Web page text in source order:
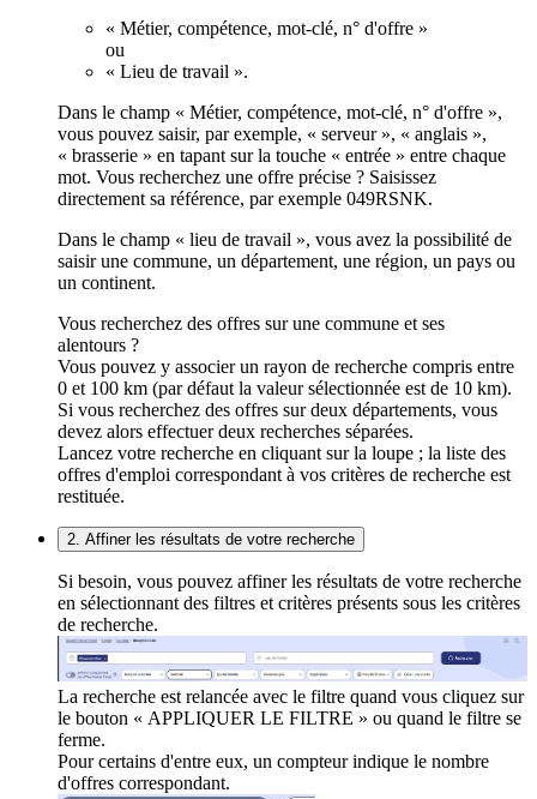
« Métier, compétence, mot-clé, n° d'offre »
ou
« Lieu de travail ».
Dans le champ « Métier, compétence, mot-clé, n° d'offre »,
vous pouvez saisir, par exemple, « serveur », « anglais »,
« brasserie » en tapant sur la touche « entrée » entre chaque
mot. Vous recherchez une offre précise ? Saisissez
directement sa référence, par exemple 049RSNK.
Dans le champ « lieu de travail », vous avez la possibilité de
saisir une commune, un département, une région, un pays ou
un continent.
Vous recherchez des offres sur une commune et ses
alentours ?
Vous pouvez y associer un rayon de recherche compris entre
0 et 100 km (par défaut la valeur sélectionnée est de 10 km).
Si vous recherchez des offres sur deux départements, vous
devez alors effectuer deux recherches séparées.
Lancez votre recherche en cliquant sur la loupe ; la liste des
offres d'emploi correspondant à vos critères de recherche est
restituée.
2. Affiner les résultats de votre recherche
Si besoin, vous pouvez affiner les résultats de votre recherche
en sélectionnant des filtres et critères présents sous les critères
de recherche.
La recherche est relancée avec le filtre quand vous cliquez sur
le bouton « APPLIQUER LE FILTRE » ou quand le filtre se
ferme.
Pour certains d'entre eux, un compteur indique le nombre
d'offres correspondant.